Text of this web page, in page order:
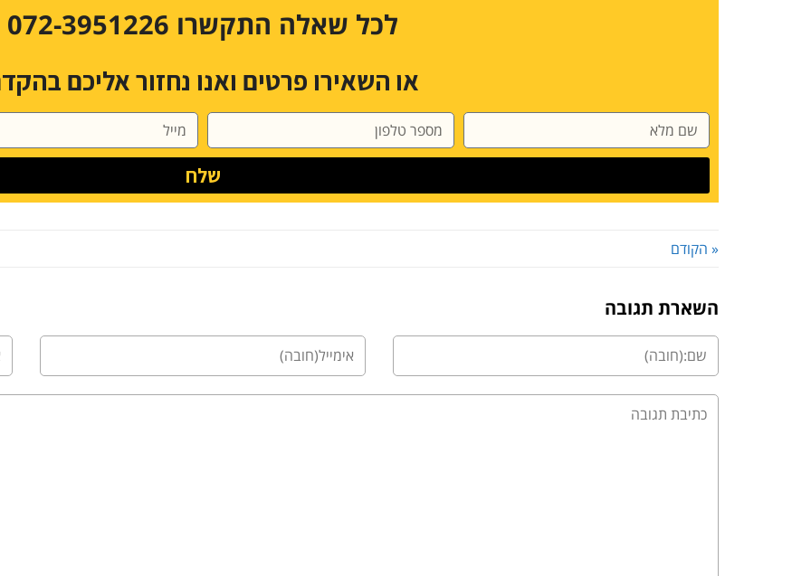
לכל שאלה התקשרו 072-3951226
או השאירו פרטים ואנו נחזור אליכם
שלח
« הקודם
השארת תגובה